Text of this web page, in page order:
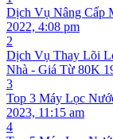
Dịch Vụ Nâng Cấp
2022, 4:08 pm
2
Dịch Vụ Thay Lõi
Nhà - Giá Từ 80K
3
Top 3 Máy Lọc
2023, 11:15 am
4